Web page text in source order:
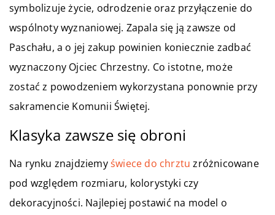
symbolizuje życie, odrodzenie oraz przyłączenie do
wspólnoty wyznaniowej. Zapala się ją zawsze od
Paschału, a o jej zakup powinien koniecznie zadbać
wyznaczony Ojciec Chrzestny. Co istotne, może
zostać z powodzeniem wykorzystana ponownie przy
sakramencie Komunii Świętej.
Klasyka zawsze się obroni
Na rynku znajdziemyświece do chrztu zróżnicowane
pod względem rozmiaru, kolorystyki czy
dekoracyjności. Najlepiej postawić na model o